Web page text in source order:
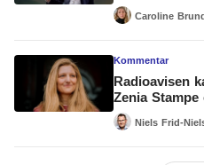
Caroline
Kommentar
Radioavisen
Zenia
Niels Frid-